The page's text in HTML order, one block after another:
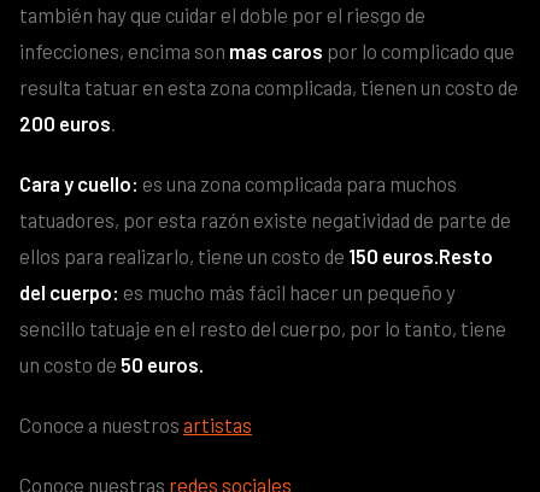
también hay que cuidar el doble por el riesgo de
infecciones, encima son mas caros por lo complicado que
resulta tatuar en esta zona complicada, tienen un costo de
200 euros
Cara y cuello: es una zona complicada para muchos
tatuadores, por esta razón existe negatividad de parte de
ellos para realizarlo, tiene un costo de 150 euros. Resto
del cuerpo: es mucho más fácil hacer un pequeño y
sencillo tatuaje en el resto del cuerpo, por lo tanto, tiene
un costo de 50 euros.
Conoce a nuestros artistas
Conoce nuestras redes sociales